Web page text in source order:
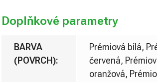
Doplňkové parametry
BARVA
(POVRCH):
Prémiová bílá,
červená,
oranžová,